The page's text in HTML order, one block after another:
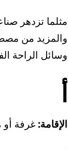
مثلما تزدهر
والمزيد من
وسائل الراحة
أ
الإقامة: غرفة